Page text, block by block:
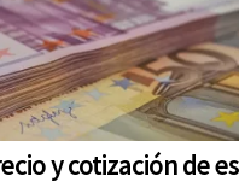
y cotización de